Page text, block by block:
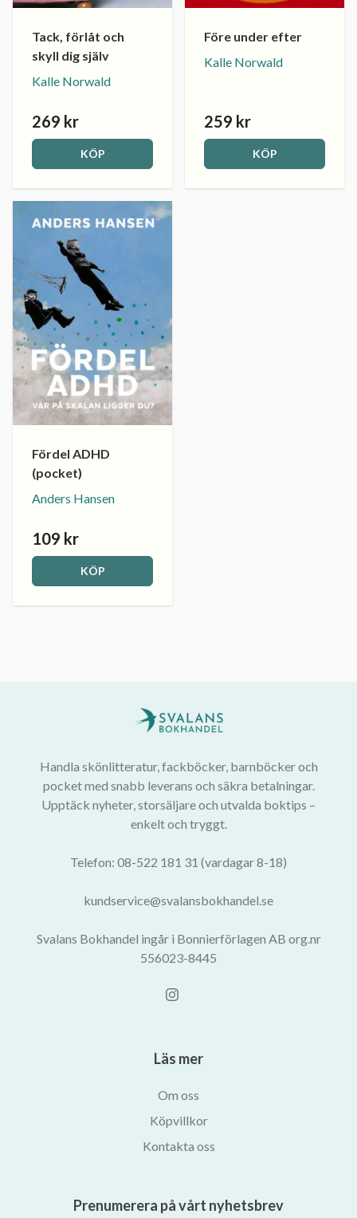
Tack, förlåt och
skyll dig själv
Kalle Norwald
269 kr
KÖP
Före under efter
Kalle Norwald
259 kr
KÖP
Fördel ADHD
(pocket)
Anders Hansen
109 kr
KÖP
Handla skönlitteratur, fackböcker, barnböcker och
pocket med snabb leverans och säkra betalningar.
Upptäck nyheter, storsäljare och utvalda boktips –
enkelt och tryggt.
Telefon: 08-522 181 31 (vardagar 8-18)
kundservice@svalansbokhandel.se
Svalans Bokhandel ingår i Bonnierförlagen AB org.nr
556023-8445
Läs mer
Om oss
Köpvillkor
Kontakta oss
Prenumerera på vårt nyhetsbrev